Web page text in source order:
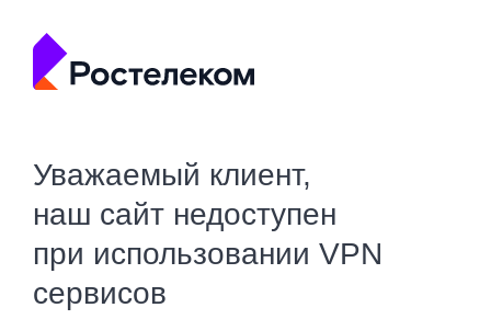
Уважаемый клиент,
наш сайт недоступен
при использовании VPN
сервисов